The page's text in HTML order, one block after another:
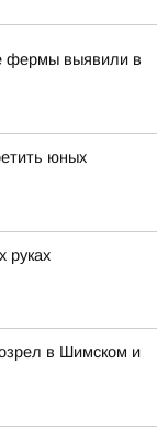
фермы выявили в
юных
руках
в Шимском и